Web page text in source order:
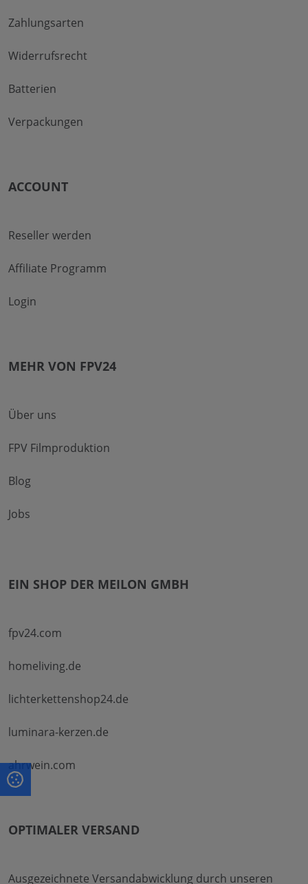
Zahlungsarten
Widerrufsrecht
Batterien
Verpackungen
ACCOUNT
Reseller werden
Affiliate Programm
Login
MEHR VON FPV24
Über uns
FPV Filmproduktion
Blog
Jobs
EIN SHOP DER MEILON GMBH
fpv24.com
homeliving.de
lichterkettenshop24.de
luminara-kerzen.de
ahrwein.com
OPTIMALER VERSAND
Ausgezeichnete Versandabwicklung durch unseren